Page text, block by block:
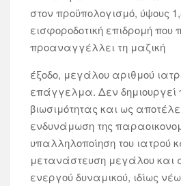
στον προϋπολογισμό, ύψους
εισφοροδοτική επιδρομή που
προαναγγέλλει τη μαζική
έξοδο, μεγάλου αριθμού
επάγγελμα. Δεν δημιουργεί
βιωσιμότητας και ως
ενδυνάμωση της
υπαλληλοποίηση του ιατρού
μετανάστευση μεγάλου και
ενεργού δυναμικού, ιδίως